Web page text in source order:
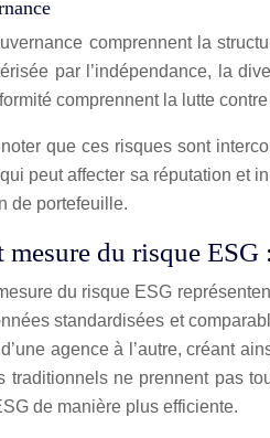
comprennent la
par l’indépendance, la
comprennent la lutte
noter que ces risques sont
peut affecter sa réputation et
de portefeuille.
du risque ESG
du risque ESG
standardisées et
agence à l’autre, créant
traditionnels ne prennent pas
de manière plus efficiente.